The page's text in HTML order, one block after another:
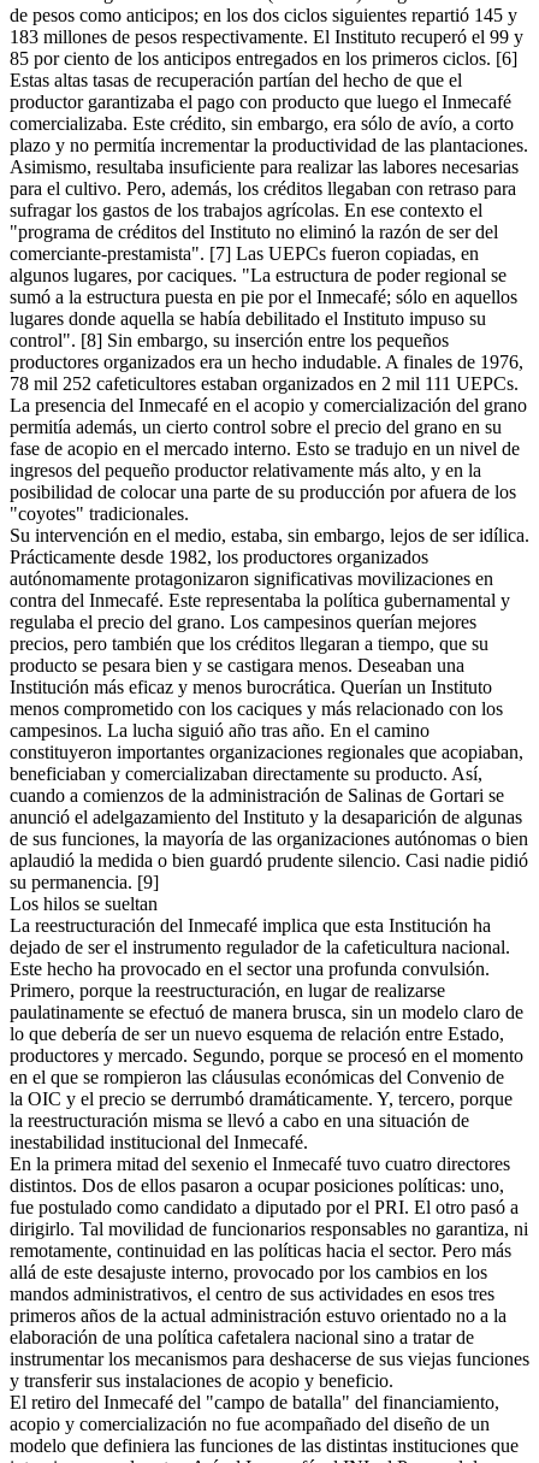
de pesos como anticipos; en los dos ciclos siguientes repartió 145 y
183 millones de pesos respectivamente. El Instituto recuperó el 99 y
85 por ciento de los anticipos entregados en los primeros ciclos. [6]
Estas altas tasas de recuperación partían del hecho de que el
productor garantizaba el pago con producto que luego el Inmecafé
comercializaba. Este crédito, sin embargo, era sólo de avío, a corto
plazo y no permitía incrementar la productividad de las plantaciones.
Asimismo, resultaba insuficiente para realizar las labores necesarias
para el cultivo. Pero, además, los créditos llegaban con retraso para
sufragar los gastos de los trabajos agrícolas. En ese contexto el
"programa de créditos del Instituto no eliminó la razón de ser del
comerciante-prestamista". [7] Las UEPCs fueron copiadas, en
algunos lugares, por caciques. "La estructura de poder regional se
sumó a la estructura puesta en pie por el Inmecafé; sólo en aquellos
lugares donde aquella se había debilitado el Instituto impuso su
control". [8] Sin embargo, su inserción entre los pequeños
productores organizados era un hecho indudable. A finales de 1976,
78 mil 252 cafeticultores estaban organizados en 2 mil 111 UEPCs.
La presencia del Inmecafé en el acopio y comercialización del grano
permitía además, un cierto control sobre el precio del grano en su
fase de acopio en el mercado interno. Esto se tradujo en un nivel de
ingresos del pequeño productor relativamente más alto, y en la
posibilidad de colocar una parte de su producción por afuera de los
"coyotes" tradicionales.
Su intervención en el medio, estaba, sin embargo, lejos de ser idílica.
Prácticamente desde 1982, los productores organizados
autónomamente protagonizaron significativas movilizaciones en
contra del Inmecafé. Este representaba la política gubernamental y
regulaba el precio del grano. Los campesinos querían mejores
precios, pero también que los créditos llegaran a tiempo, que su
producto se pesara bien y se castigara menos. Deseaban una
Institución más eficaz y menos burocrática. Querían un Instituto
menos comprometido con los caciques y más relacionado con los
campesinos. La lucha siguió año tras año. En el camino
constituyeron importantes organizaciones regionales que acopiaban,
beneficiaban y comercializaban directamente su producto. Así,
cuando a comienzos de la administración de Salinas de Gortari se
anunció el adelgazamiento del Instituto y la desaparición de algunas
de sus funciones, la mayoría de las organizaciones autónomas o bien
aplaudió la medida o bien guardó prudente silencio. Casi nadie pidió
su permanencia. [9]
Los hilos se sueltan
La reestructuración del Inmecafé implica que esta Institución ha
dejado de ser el instrumento regulador de la cafeticultura nacional.
Este hecho ha provocado en el sector una profunda convulsión.
Primero, porque la reestructuración, en lugar de realizarse
paulatinamente se efectuó de manera brusca, sin un modelo claro de
lo que debería de ser un nuevo esquema de relación entre Estado,
productores y mercado. Segundo, porque se procesó en el momento
en el que se rompieron las cláusulas económicas del Convenio de
la OIC y el precio se derrumbó dramáticamente. Y, tercero, porque
la reestructuración misma se llevó a cabo en una situación de
inestabilidad institucional del Inmecafé.
En la primera mitad del sexenio el Inmecafé tuvo cuatro directores
distintos. Dos de ellos pasaron a ocupar posiciones políticas: uno,
fue postulado como candidato a diputado por el PRI. El otro pasó a
dirigirlo. Tal movilidad de funcionarios responsables no garantiza, ni
remotamente, continuidad en las políticas hacia el sector. Pero más
allá de este desajuste interno, provocado por los cambios en los
mandos administrativos, el centro de sus actividades en esos tres
primeros años de la actual administración estuvo orientado no a la
elaboración de una política cafetalera nacional sino a tratar de
instrumentar los mecanismos para deshacerse de sus viejas funciones
y transferir sus instalaciones de acopio y beneficio.
El retiro del Inmecafé del "campo de batalla" del financiamiento,
acopio y comercialización no fue acompañado del diseño de un
modelo que definiera las funciones de las distintas instituciones que